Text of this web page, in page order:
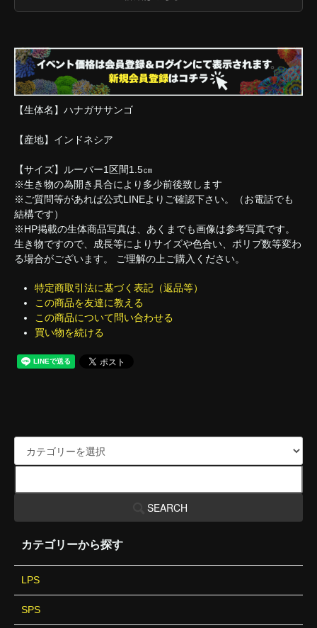
【生体名】ハナガササンゴ
【産地】インドネシア
【サイズ】ルーバー1区間1.5㎝
※生き物の為開き具合により多少前後致します
※ご質問等があれば公式LINEよりご確認下さい。（お電話でも
結構です）
※HP掲載の生体商品写真は、あくまでも画像は参考写真です。
生き物ですので、成長等によりサイズや色合い、ポリプ数等変わ
る場合がございます。 ご理解の上ご購入ください。
特定商取引法に基づく表記（返品等）
この商品を友達に教える
この商品について問い合わせる
買い物を続ける
SEARCH
カテゴリーから探す
LPS
SPS